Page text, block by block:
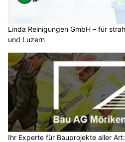
Linda Reinigungen GmbH – für
und Luzern
Ihr Experte für Bauprojekte aller